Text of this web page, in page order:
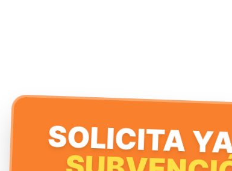
SOLICITA